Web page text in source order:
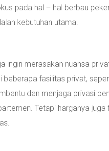
pada hal – hal berbau
kebutuhan utama.
ingin merasakan nuansa
beberapa fasilitas privat,
dan menjaga privasi
Tetapi harganya juga